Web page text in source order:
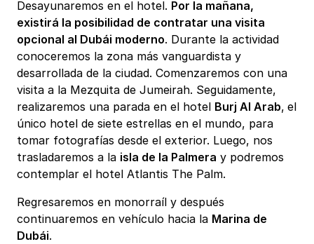
Desayunaremos en el hotel. Por la mañana,
existirá la posibilidad de contratar una visita
opcional al Dubái moderno. Durante la actividad
conoceremos la zona más vanguardista y
desarrollada de la ciudad. Comenzaremos con una
visita a la Mezquita de Jumeirah. Seguidamente,
realizaremos una parada en el hotel Burj Al Arab, el
único hotel de siete estrellas en el mundo, para
tomar fotografías desde el exterior. Luego, nos
trasladaremos a la isla de la Palmera y podremos
contemplar el hotel Atlantis The Palm.
Regresaremos en monorraíl y después
continuaremos en vehículo hacia la Marina de
Dubái.